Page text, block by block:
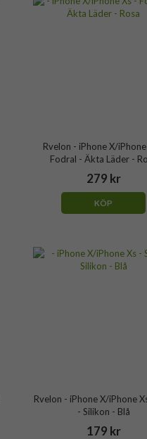
Rvelon - iPhone X/iPhone
Fodral - Äkta Läder -
279 kr
KÖP
Rvelon - iPhone X/iPhone
- Silikon - Blå
179 kr